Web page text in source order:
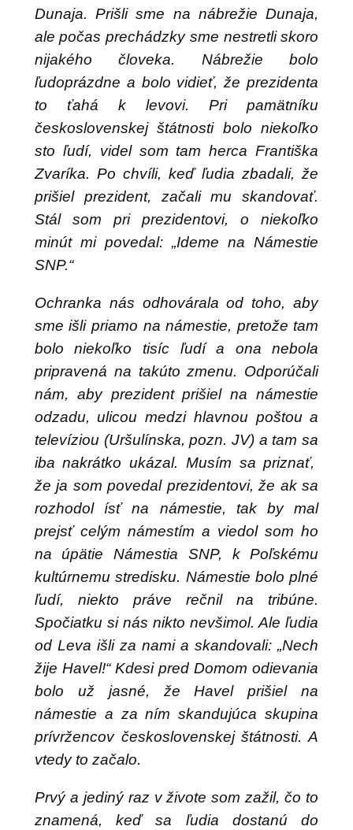
Dunaja. Prišli sme na nábrežie Dunaja,
ale počas prechádzky sme nestretli skoro
nijakého človeka. Nábrežie bolo
ľudoprázdne a bolo vidieť, že prezidenta
to ťahá k levovi. Pri pamätníku
československej štátnosti bolo niekoľko
sto ľudí, videl som tam herca Františka
Zvaríka. Po chvíli, keď ľudia zbadali, že
prišiel prezident, začali mu skandovať.
Stál som pri prezidentovi, o niekoľko
minút mi povedal: „Ideme na Námestie
SNP.“
Ochranka nás odhovárala od toho, aby
sme išli priamo na námestie, pretože tam
bolo niekoľko tisíc ľudí a ona nebola
pripravená na takúto zmenu. Odporúčali
nám, aby prezident prišiel na námestie
odzadu, ulicou medzi hlavnou poštou a
televíziou (Uršulínska, pozn. JV) a tam sa
iba nakrátko ukázal. Musím sa priznať,
že ja som povedal prezidentovi, že ak sa
rozhodol ísť na námestie, tak by mal
prejsť celým námestím a viedol som ho
na úpätie Námestia SNP, k Poľskému
kultúrnemu stredisku. Námestie bolo plné
ľudí, niekto práve rečnil na tribúne.
Spočiatku si nás nikto nevšimol. Ale ľudia
od Leva išli za nami a skandovali: „Nech
žije Havel!“ Kdesi pred Domom odievania
bolo už jasné, že Havel prišiel na
námestie a za ním skandujúca skupina
prívržencov československej štátnosti. A
vtedy to začalo.
Prvý a jediný raz v živote som zažil, čo to
znamená, keď sa ľudia dostanú do